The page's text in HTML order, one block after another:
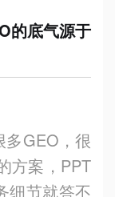
的底气源于
多GEO，很
方案，PPT
细节就答不